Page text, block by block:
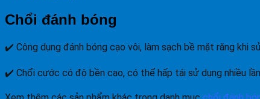
Chổi đánh bóng
✔️ Công dụng đánh bóng cạo vôi, làm sạch bề mặt răng khi
✔️ Chổi cước có độ bền cao, có thể hấp tái sử dụng nhiều